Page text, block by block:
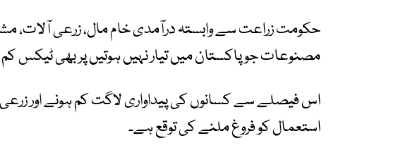
حکومت زراعت سے وابستہ درآمدی خام مال، زرعی آلات،
مصنوعات جو پاکستان میں تیار نہیں ہوتیں پر بھی ٹیکس
اس فیصلے سے کسانوں کی پیداواری لاگت کم ہونے اور
استعمال کو فروغ ملنے کی توقع ہے۔